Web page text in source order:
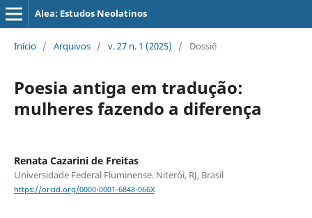
Alea: Estudos Neolatinos
Início / Arquivos / v. 27 n. 1 (2025) / Dossiê
Poesia antiga em tradução:
mulheres fazendo a diferença
Renata Cazarini de Freitas
Universidade Federal Fluminense. Niterói, RJ, Brasil
https://orcid.org/0000-0001-6848-066X